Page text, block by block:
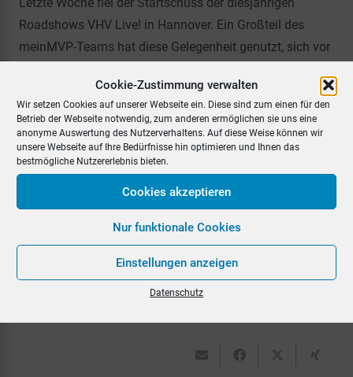
Cookie-Zustimmung verwalten
Wir setzen Cookies auf unserer Webseite ein. Diese sind zum einen für den
Betrieb der Webseite notwendig, zum anderen ermöglichen sie uns eine
anonyme Auswertung des Nutzerverhaltens. Auf diese Weise können wir
unsere Webseite auf Ihre Bedürfnisse hin optimieren und Ihnen das
bestmögliche Nutzererlebnis bieten.
Cookies akzeptieren
Nur funktionale Cookies
Einstellungen anzeigen
Datenschutz
Roadshows VHV Live! in Hannover. Ein Großteil des
meinMVP-Teams hat diese Gelegenheit genutzt, sich vor
meinMVP – dem Maklerverwaltungsprogramm der
neuesten Generation – auszutauschen. Wir freuen uns
auf nachfolgende Termine. Alle Teilnehmer haben wie
immer die Möglichkeit, sich bei uns am Stand über
meinMVP zu informieren sowie direkt für die Anwendung
zu registrieren. Schauen Sie bei uns vorbei! Wir freuen
ZURÜCK ZUR ÜBERSICHT